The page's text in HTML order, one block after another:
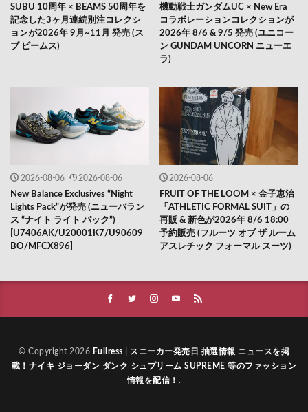
SUBU 10周年 × BEAMS 50周年を
記念した3ヶ月連続別注コレクシ
ョンが2026年 9月~11月 発売 (ス
ブ ビームス)
機動戦士ガンダムUC × New Era
コラボレーションコレクションが
2026年 8/6 & 9/5 発売 (ユニコー
ン GUNDAM UNCORN ニューエ
ラ)
2026-08-06 2026-08-06
New Balance Exclusives “Night
Lights Pack”が発売 (ニューバラン
ス “ナイト ライト パック”)
[U7406AK/U20001K7/U90609
BO/MFCX896]
2026-08-06
FRUIT OF THE LOOM × 金子恵治
「ATHLETIC FORMAL SUIT」の
再販 & 新色が2026年 8/6 18:00
予約販売 (フルーツ オブ ザ ルーム
アスレチック フォーマル スーツ)
© Copyright 2026 Fullress | スニーカー発売日 抽選情報 ニュースを掲
載！ナイキ ジョーダン ダンク シュプリーム SUPREME 等のファッション
情報を配信！ .